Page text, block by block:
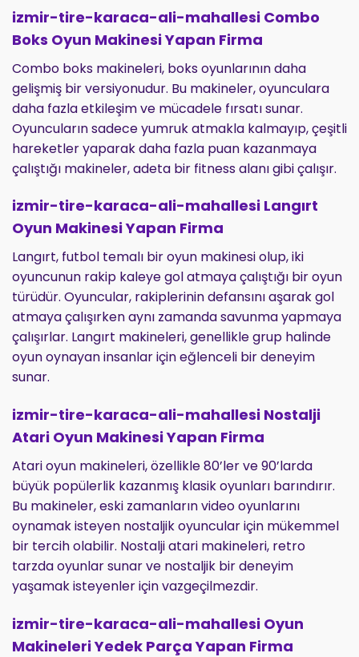
izmir-tire-karaca-ali-mahallesi Combo
Boks Oyun Makinesi Yapan Firma
Combo boks makineleri, boks oyunlarının daha
gelişmiş bir versiyonudur. Bu makineler, oyunculara
daha fazla etkileşim ve mücadele fırsatı sunar.
Oyuncuların sadece yumruk atmakla kalmayıp, çeşitli
hareketler yaparak daha fazla puan kazanmaya
çalıştığı makineler, adeta bir fitness alanı gibi çalışır.
izmir-tire-karaca-ali-mahallesi Langırt
Oyun Makinesi Yapan Firma
Langırt, futbol temalı bir oyun makinesi olup, iki
oyuncunun rakip kaleye gol atmaya çalıştığı bir oyun
türüdür. Oyuncular, rakiplerinin defansını aşarak gol
atmaya çalışırken aynı zamanda savunma yapmaya
çalışırlar. Langırt makineleri, genellikle grup halinde
oyun oynayan insanlar için eğlenceli bir deneyim
sunar.
izmir-tire-karaca-ali-mahallesi Nostalji
Atari Oyun Makinesi Yapan Firma
Atari oyun makineleri, özellikle 80’ler ve 90’larda
büyük popülerlik kazanmış klasik oyunları barındırır.
Bu makineler, eski zamanların video oyunlarını
oynamak isteyen nostaljik oyuncular için mükemmel
bir tercih olabilir. Nostalji atari makineleri, retro
tarzda oyunlar sunar ve nostaljik bir deneyim
yaşamak isteyenler için vazgeçilmezdir.
izmir-tire-karaca-ali-mahallesi Oyun
Makineleri Yedek Parça Yapan Firma